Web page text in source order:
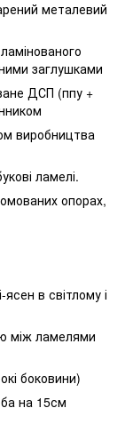
металевий
заглушками
ДСП (ппу +
виробництва
ламелі.
опорах,
в світлому і
між ламелями
боковини)
на 15см